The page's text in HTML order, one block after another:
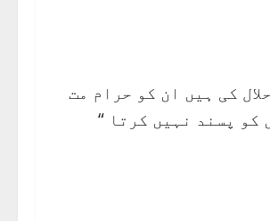
کی ہیں ان کو حرام مت
کو پسند نہیں کرتا “